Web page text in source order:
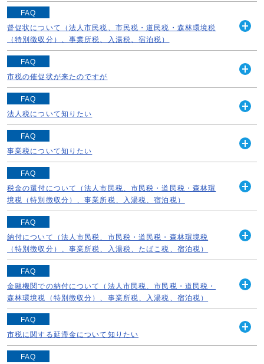
《納付書が欲しい（納付書がそもそも届いていない・紛失
した・書き損じた）》 課税状況を確認のうえ郵送いたし
ますので、以下の問い合わせ先へご連絡ください。 市民
税・道民税・森林環境税（特別徴収分）→【中央...
続きを読む
FAQ
督促状について（法人市民税、市民税・道民税・森林環境税
（特別徴収分）、事業所税、入湯税、宿泊税）
く
《督促状が来たが、そもそも納付書が送られて来ていな
い》 《約束どおり納めているのに督促状が来た》 《分割
で納めているのに督促状が来た》 《既に納めているのに
督促状が来た》 《還付になっているのに督促状...
続きを読む
FAQ
市税の催促状が来たのですが
お手元の書類の文書名を今一度ご確認ください。 《文書
名が『督促状』の場合》 以下の【北部市税事務所収納管
理課収納管理係】までご連絡ください。 《お問い合わせ
先》※税金の種類によって電話番号が異なり...
続きを読む
FAQ
法人税について知りたい
『法人税』は国の税金ですので、関連ホームページをご覧
いただくか、法人の所在地を管轄する【税務署】にお問い
合わせください。 《お問い合わせ先》 【各税務署】業務
時間：平日の月曜日～金曜日、8時3...
続きを読む
FAQ
事業税について知りたい
『事業税』は北海道の税金ですので、関連ホームページを
ご覧いただくか、【道税事務所】にお問い合わせくださ
い。 《お問い合わせ先》 【札幌道税事務所・税務管理
部】（電話：011-204-5084）...
続きを読む
FAQ
税金の還付について（法人市民税、市民税・道民税・森林環
境税（特別徴収分）、事業所税、入湯税、宿泊税）
く
《還付の中身が知りたい》 《還付加算金の利率を教えて
欲しい》 《還付金の事で教えて欲しい》 《還付になって
いるのに督促状が来た》 上記のような場合は、【北部市
税事務所収納管理課収納管理係】までご連絡...
続きを読む
FAQ
納付について（法人市民税、市民税・道民税・森林環境税
（特別徴収分）、事業所税、入湯税、たばこ税、宿泊税）
く
《納付状況の確認》 《金額を誤って納めた場合や二重に
納めた場合の問い合わせ》 《納付書が欲しい》 《納税証
明を取りに行ったら未納があると言われた》 などの場合
は【北部市税事務所収納管理課収納管理係】...
続きを読む
FAQ
金融機関での納付について（法人市民税、市民税・道民税・
森林環境税（特別徴収分）、事業所税、入湯税、宿泊税）
く
《振込したいので銀行口座を教えて欲しい》 「銀行口座
への振込」という形では納付できません。 納付書を郵送
いたしますので、【北部市税事務所収納管理課収納管理
係】へご連絡ください。 《郵便振替をしたい》...
FAQ
市税に関する延滞金について知りたい
《市税に関する延滞金の利率を教えて欲しい》 （1）平成
FAQ